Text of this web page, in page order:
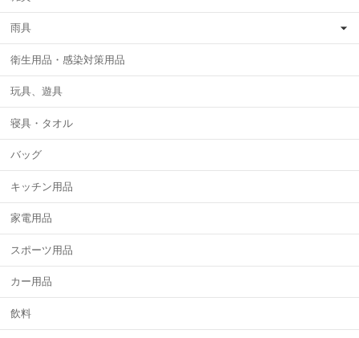
雨具
衛生用品・感染対策用品
玩具、遊具
寝具・タオル
バッグ
キッチン用品
家電用品
スポーツ用品
カー用品
飲料